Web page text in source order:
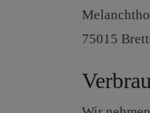
75015